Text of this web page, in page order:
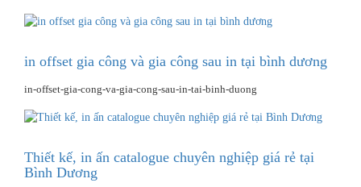
in offset gia công và gia công sau in tại bình dương
in-offset-gia-cong-va-gia-cong-sau-in-tai-binh-duong
Thiết kế, in ấn catalogue chuyên nghiệp giá rẻ tại
Bình Dương